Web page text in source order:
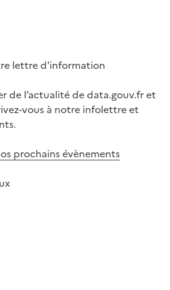
lettre d'information
de l’actualité de data.gouv.fr et
vous à notre infolettre et
prochains évènements